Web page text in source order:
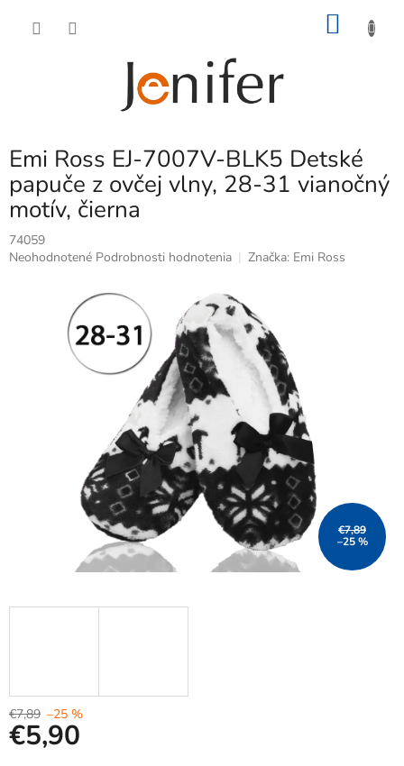
Emi Ross EJ-7007V-BLK5 Detské
papuče z ovčej vlny, 28-31 vianočný
motív, čierna
74059
Priemerné
Neohodnotené Podrobnosti hodnotenia Značka: Emi Ross
€7,89
–25 %
€7,89 –25 %
€5,90